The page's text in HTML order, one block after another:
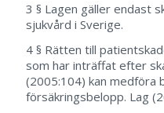
3 § Lagen gäller endast
sjukvård i Sverige.
4 § Rätten till
som har inträffat efter
(2005:104) kan medföra
försäkringsbelopp. Lag